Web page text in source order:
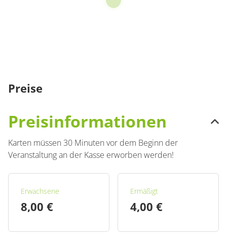
Preise
Preisinformationen
Karten müssen 30 Minuten vor dem Beginn der
Veranstaltung an der Kasse erworben werden!
Erwachsene
8,00 €
Ermäßigt
4,00 €